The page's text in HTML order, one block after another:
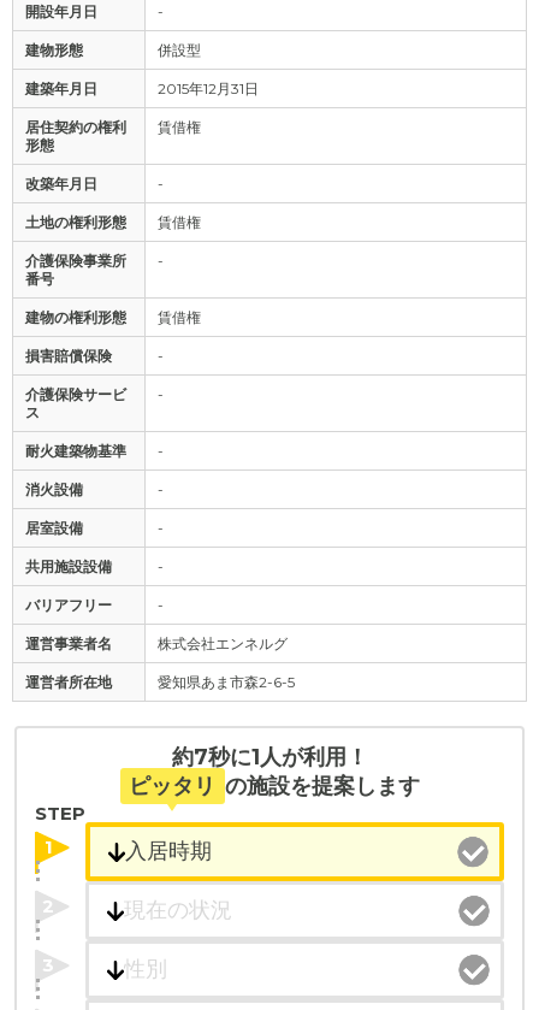
開設年月日 -
建物形態 併設型
建築年月日 2015年12月31日
居住契約の権利
形態
賃借権
改築年月日 -
土地の権利形態 賃借権
介護保険事業所
番号
-
建物の権利形態 賃借権
損害賠償保険 -
介護保険サービ
ス
-
耐火建築物基準 -
消火設備 -
居室設備 -
共用施設設備 -
バリアフリー -
運営事業者名 株式会社エンネルグ
運営者所在地 愛知県あま市森2-6-5
約7秒に1人が利用！
ピッタリ の施設を提案します
STEP
1
2
3